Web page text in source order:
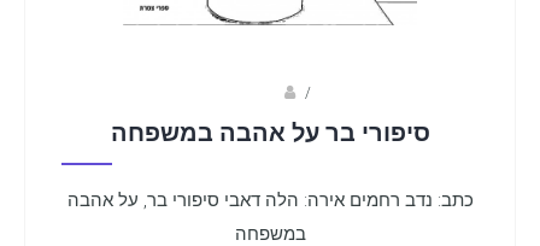
/
סיפורי בר על אהבה במשפחה
כתב: נדב רחמים אירה: הלה דאבי סיפורי בר, על אהבה
במשפחה